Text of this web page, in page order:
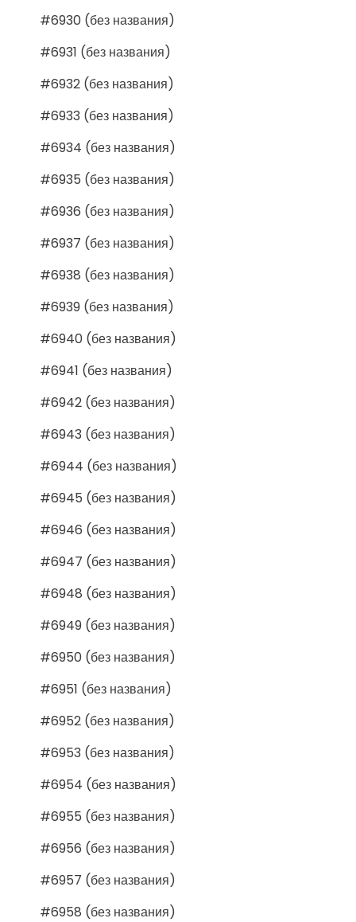
#6930 (без названия)
#6931 (без названия)
#6932 (без названия)
#6933 (без названия)
#6934 (без названия)
#6935 (без названия)
#6936 (без названия)
#6937 (без названия)
#6938 (без названия)
#6939 (без названия)
#6940 (без названия)
#6941 (без названия)
#6942 (без названия)
#6943 (без названия)
#6944 (без названия)
#6945 (без названия)
#6946 (без названия)
#6947 (без названия)
#6948 (без названия)
#6949 (без названия)
#6950 (без названия)
#6951 (без названия)
#6952 (без названия)
#6953 (без названия)
#6954 (без названия)
#6955 (без названия)
#6956 (без названия)
#6957 (без названия)
#6958 (без названия)